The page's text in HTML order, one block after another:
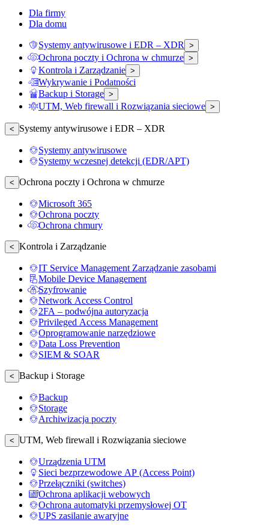
Dla firmy
Dla domu
Systemy antywirusowe i EDR – XDR >
Ochrona poczty i Ochrona w chmurze >
Kontrola i Zarządzanie >
Wykrywanie i Podatności
Backup i Storage >
UTM, Web firewall i Rozwiązania sieciowe >
< Systemy antywirusowe i EDR – XDR
Systemy antywirusowe
Systemy wczesnej detekcji (EDR/APT)
< Ochrona poczty i Ochrona w chmurze
Microsoft 365
Ochrona poczty
Ochrona chmury
< Kontrola i Zarządzanie
IT Service Management Zarządzanie zasobami
Mobile Device Management
Szyfrowanie
Network Access Control
2FA – podwójna autoryzacja
Privileged Access Management
Oprogramowanie narzędziowe
Data Loss Prevention
SIEM & SOAR
< Backup i Storage
Backup
Storage
Archiwizacja poczty
< UTM, Web firewall i Rozwiązania sieciowe
Urządzenia UTM
Sieci bezprzewodowe AP (Access Point)
Przełączniki (switches)
Ochrona aplikacji webowych
Ochrona automatyki przemysłowej OT
UPS zasilanie awaryjne